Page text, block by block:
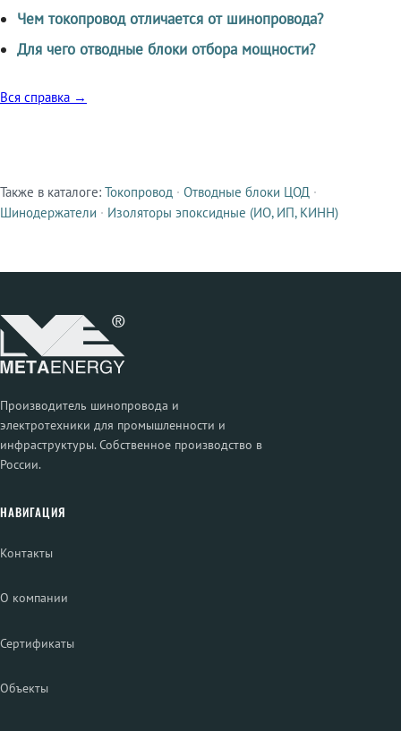
Чем токопровод отличается от шинопровода?
Для чего отводные блоки отбора мощности?
Вся справка →
Смежные продукты
Также в каталоге: Токопровод · Отводные блоки ЦОД ·
Шинодержатели · Изоляторы эпоксидные (ИО, ИП, КИНН)
Производитель шинопровода и
электротехники для промышленности и
инфраструктуры. Собственное производство в
России.
НАВИГАЦИЯ
Контакты
О компании
Сертификаты
Объекты